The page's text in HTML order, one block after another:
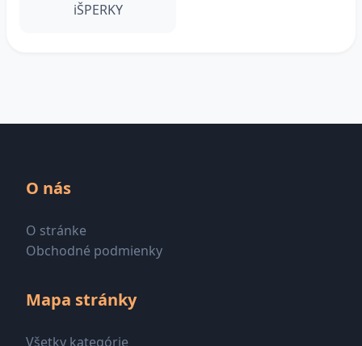
iŠPERKY
O nás
O stránke
Obchodné podmienky
Mapa stránky
Všetky kategórie